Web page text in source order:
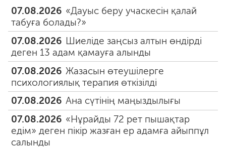
07.08.2026 «Дауыс беру учаскесін қалай
табуға болады?»
07.08.2026 Шиеліде заңсыз алтын өндірді
деген 13 адам қамауға алынды
07.08.2026 Жазасын өтеушілерге
психологиялық терапия өткізілді
07.08.2026 Ана сүтінің маңыздылығы
07.08.2026 «Нұрайды 72 рет пышақтар
едім» деген пікір жазған ер адамға айыппұл
салынды